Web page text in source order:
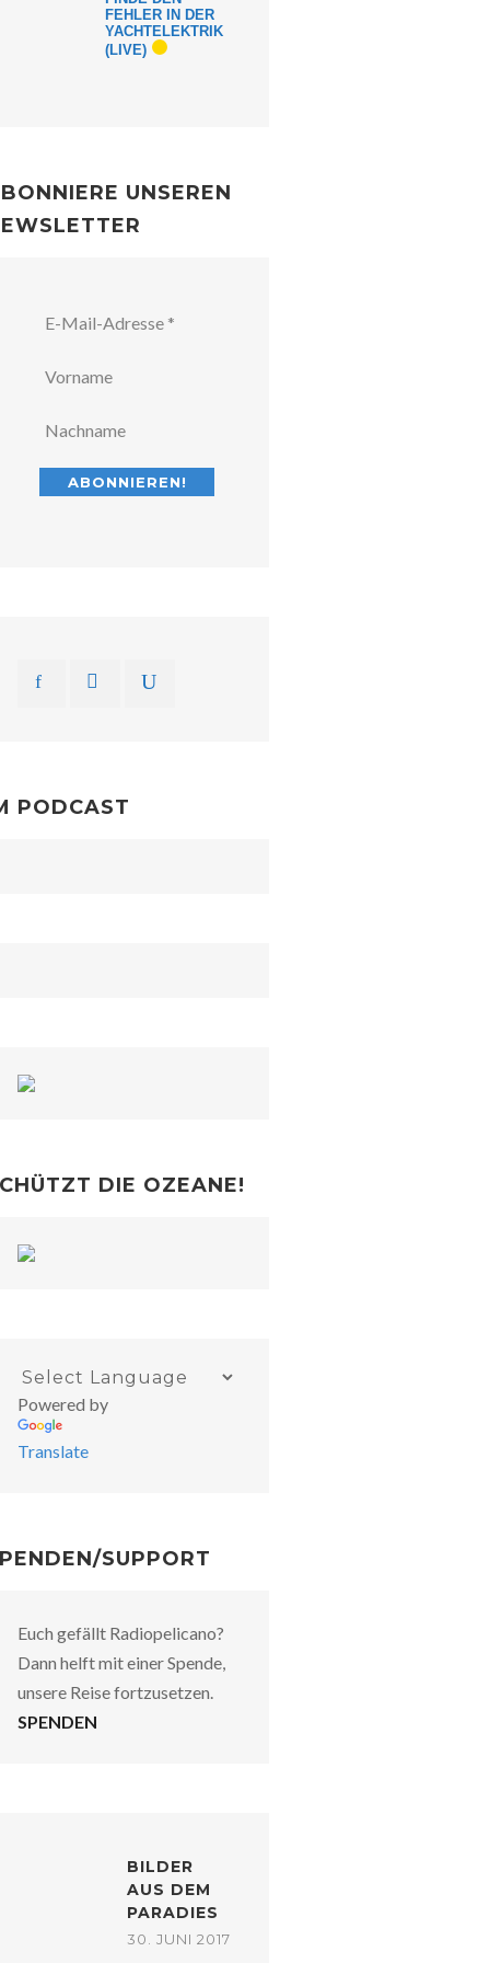
FEHLER IN DER
YACHTELEKTRIK
(LIVE)
UNSEREN
PODCAST
DIE OZEANE!
Powered by
Translate
SUPPORT
Euch gefällt Radiopelicano?
Dann helft mit einer Spende,
unsere Reise fortzusetzen.
SPENDEN
BILDER
AUS DEM
PARADIES
30. JUNI 2017